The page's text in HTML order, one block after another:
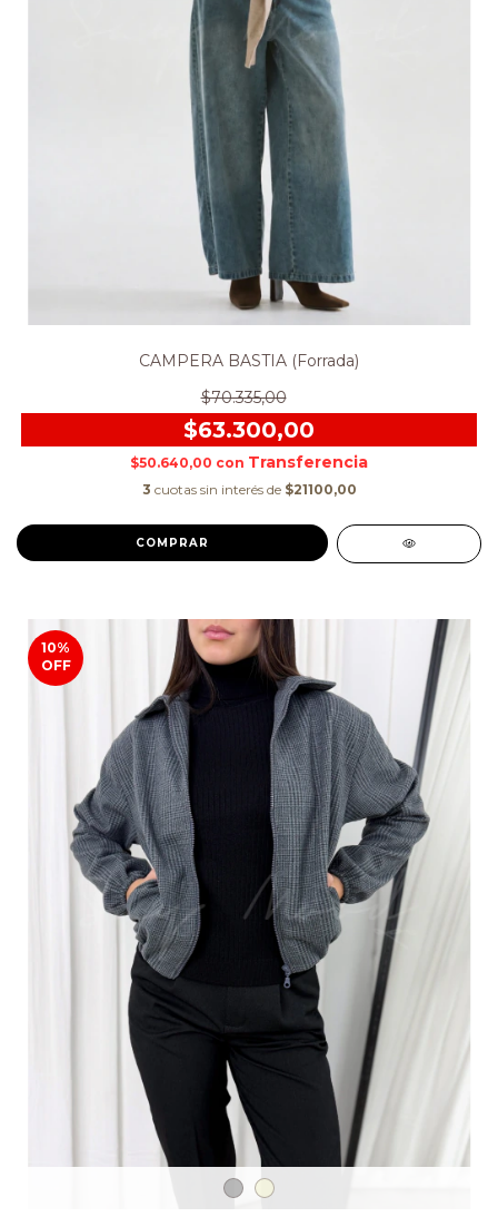
CAMPERA BASTIA (Forrada)
$70.335,00
$63.300,00
$50.640,00 con
3 cuotas sin interés de $21100,00
COMPRAR
10%
OFF